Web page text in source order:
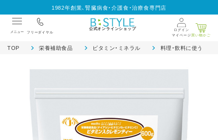
1982年創業、腎臓病食・介護食・治療食専門店
メニュー フリーダイヤル
公式オンラインショップ
ログイン
マイページ買い物かご
TOP 栄養補助食品 ビタミン・ミネラル 料理・飲料に使う